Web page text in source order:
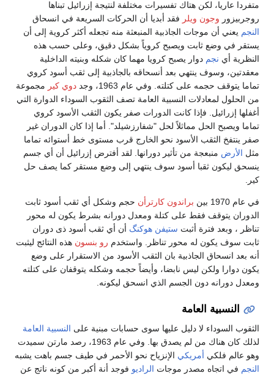
متفردا عاريا، لكن هتاك تفسيرات مختلفة لنتيجة إزرائيل تبناها
روجربيزور وجون ويلر فقد أبديا أن الحركات السريعة في انسحاق
النجم يعني أن موجات الجاذبية المنبعثة منه تجعله أكثر كروية إلى أن
يستقر في وضع ثابت ويصبح كروياً بشكل دقيق، وعلى حسب هذه
النظرية أي نجم دوار يصبح كرويا مهما كان شكله وبنيته الداخلية
معقدتين، وسوف ينتهي بعد أنسحاقه بالجاذبية إلى ثقب أسود كروي
تماما يتوقف حجمه على كتلته. وفي عام 1963، وجد
دوي كير مجموعة
من الحلول لمعادلات النسبية العامة تصف الثقوب السوداء الدوارة التي
أغفلها إزرائيل. فإذا كانت الدورات صفر يكون الثقب الأسود كروي
تماما ويصبح الحل مماثلاً لحل "شفارزشيلد". أما إذا كان الدوران غير
صفر ينتفخ الثقب الأسود نحو الخارج قرب مستوى خط أستوائه تماما
مثل الأرض منبعجة من تأثير دورانها. لقد أفترض إزرائيل أن أي جسم
ينسحق ليكون ثقبا أسود سوف ينتهي إلى وضع مستقر كما يصف حل
كير.
في عام 1970 بين براندون كارترأن حجم وشكل أي ثقب أسود ثابت
الدوران يتوقف فقط على كتلة ومعدل دورانه بشرط يكون له محور
تناظر ، وبعد فترة أثبت ستيفن هوكنگ أن أي ثقب أسود ذى دوران
ثابت سوف يكون له محور تناظر. واستخدم رو بنسون هذه النتائج ليثبت
أنه بعد انسحاق الجاذبية بان الثقب الأسود من الاستقرار على وضع
يكون دوارا ولكن ليس نابضا، وأيضاً حجمه وشكله يتوقفان على كتلته
ومعدل دورانه دون الجسم الذي انسحق ليكونه.
النسبية العامة
الثقوب السوداء لا دليل عليها سوى حسابات مبنية على النسبية العامة
لذلك كان هناك من لم يصدق بها. وفي عام 1963، رصد مارتن سميدت
وهو عالم فلكي أمريكي الإنزياح نحو الأحمر في طيف جسم باهت يشبه
النجم في اتجاه مصدر موجات الراديو فوجد أنة أكبر من كونه ناتج عن